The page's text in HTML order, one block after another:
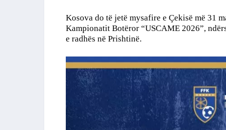
Kosova do të jetë mysafire e Çekisë më 31
Kampionatit Botëror “USCAME 2026”,
e radhës në Prishtinë.